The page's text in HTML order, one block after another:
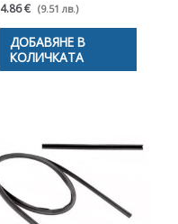
4.86 € (9.51 лв.)
ДОБАВЯНЕ В
КОЛИЧКАТА